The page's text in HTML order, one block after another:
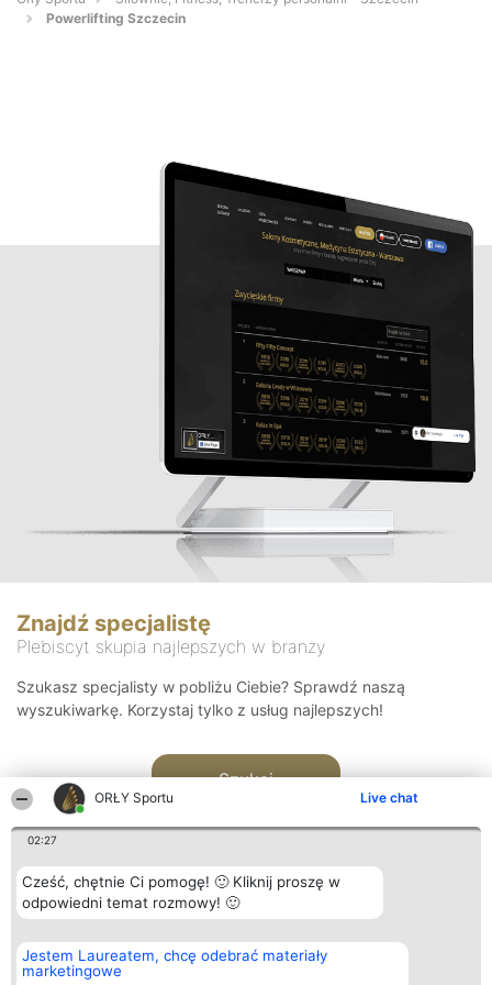
ORŁY Sportu Live chat
02:27
Cześć, chętnie Ci pomogę! 🙂 Kliknij proszę w
odpowiedni temat rozmowy! 🙂
Jestem Laureatem, chcę odebrać materiały
marketingowe
Powerlifting Szczecin
Znajdź specjalistę
Plebiscyt skupia najlepszych w branży
Szukasz specjalisty w pobliżu Ciebie? Sprawdź naszą
wyszukiwarkę. Korzystaj tylko z usług najlepszych!
Szukaj
Organizator plebiscytu
Bright Side Solutions sp. z o.
o. sp. k.
Plebiscyt
Laureaci
Kontakt
Kontakt